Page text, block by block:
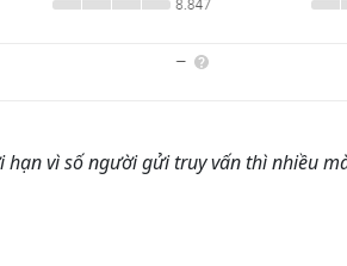
vì số người gửi truy vấn thì nhiều